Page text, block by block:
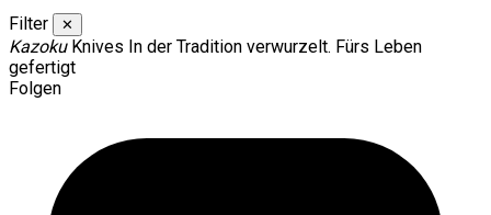
Filter ✕
KazokuKnives In der Tradition verwurzelt. Fürs Leben
gefertigt
Folgen